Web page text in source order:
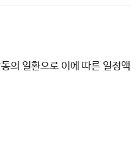
의 일환으로 이에 따른 일정액